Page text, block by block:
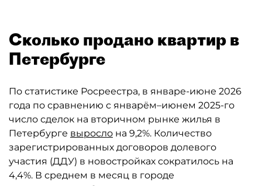
Сколько продано квартир в
Петербурге
По статистике Росреестра, в январе-июне 2026
года по сравнению с январём–июнем 2025-го
число сделок на вторичном рынке жилья в
Петербурге выросло на 9,2%. Количество
зарегистрированных договоров долевого
участия (ДДУ) в новостройках сократилось на
4,4%. В среднем в месяц в городе